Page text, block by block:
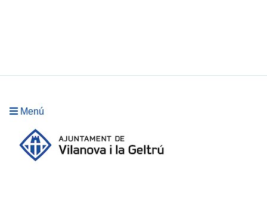
Menú